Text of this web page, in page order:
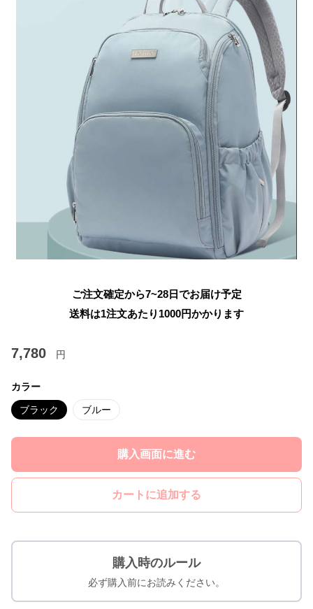
ご注文確定から7~28日でお届け予定
送料は1注文あたり 1000円かかります
7,780 円
カラー
ブラック ブルー
購入画面に進む
カートに追加する
購入時のルール
必ず購入前にお読みください。